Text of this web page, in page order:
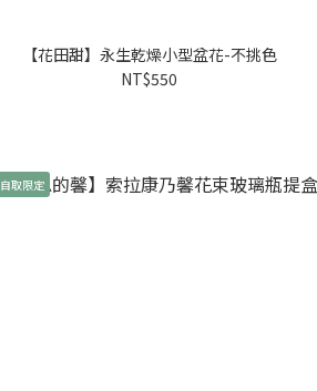
【花田甜】永生乾燥小型盆花-不挑色
NT$550
取限定